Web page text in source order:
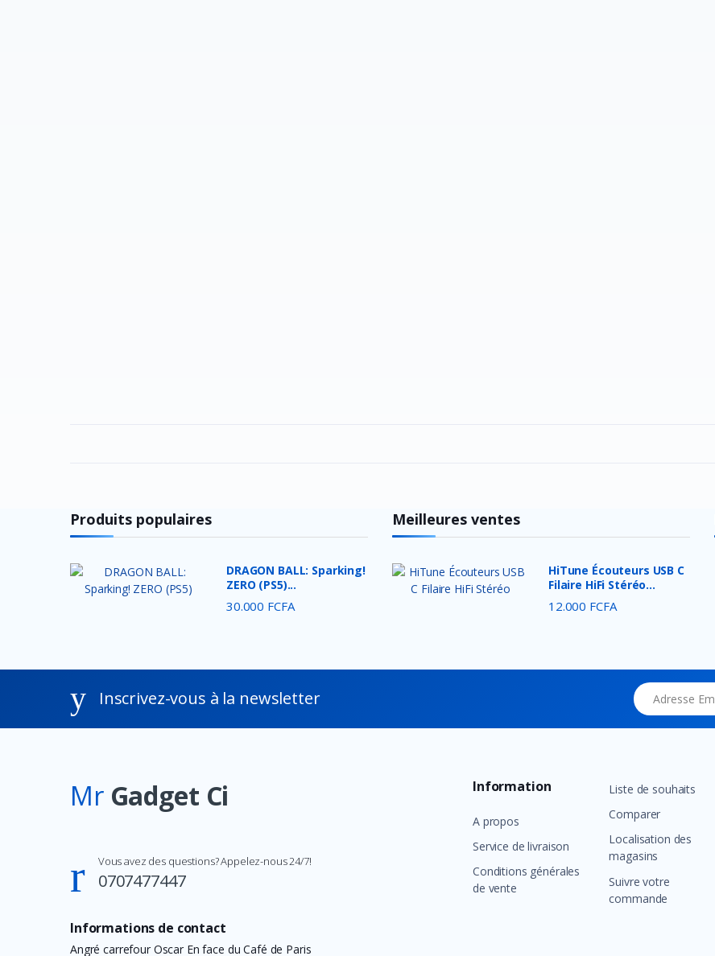
Produits populaires
DRAGON BALL: Sparking!
ZERO (PS5)...
30.000 FCFA
Meilleures ventes
HiTune Écouteurs USB C
Filaire HiFi Stéréo...
12.000 FCFA
Inscrivez-vous à la newsletter Adresse Email
Mr Gadget Ci
Vous avez des questions? Appelez-nous 24/7!
0707477447
Informations de contact
Angré carrefour Oscar En face du Café de Paris
Information
A propos
Service de livraison
Conditions générales
de vente
Liste de souhaits
Comparer
Localisation des
magasins
Suivre votre
commande